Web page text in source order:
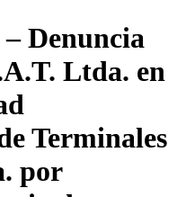
Denuncia
Ltda. en
Terminales
por